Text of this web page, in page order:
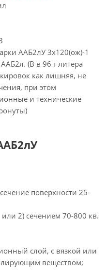
ААБ2лУ 3х120(ож)-1
(В в 96 г литера
как лишняя, не
при этом
и технические
поверхности 25-
2) сечением 70-800 кв.
слой, с вязкой или
веществом;